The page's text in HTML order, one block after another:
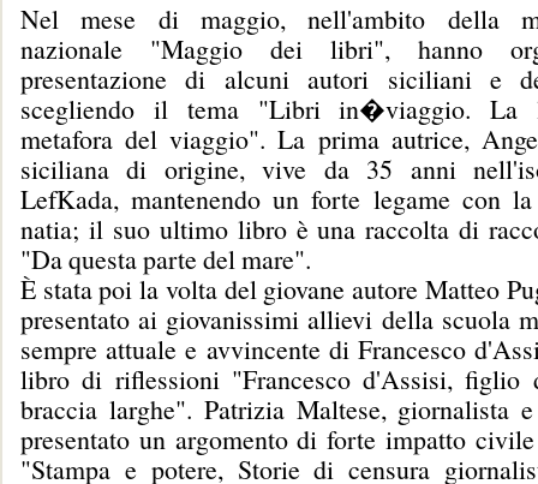
Nel mese di maggio, nell'ambito della
nazionale "Maggio dei libri", hanno
presentazione di alcuni autori siciliani e
scegliendo il tema "Libri in�viaggio. La
metafora del viaggio". La prima autrice,
siciliana di origine, vive da 35 anni
LefKada, mantenendo un forte legame con
natia; il suo ultimo libro è una raccolta di
"Da questa parte del mare".
È stata poi la volta del giovane autore Matteo
presentato ai giovanissimi allievi della scuola
sempre attuale e avvincente di Francesco
libro di riflessioni "Francesco d'Assisi, figlio
braccia larghe". Patrizia Maltese, giornalista
presentato un argomento di forte impatto
"Stampa e potere, Storie di censura